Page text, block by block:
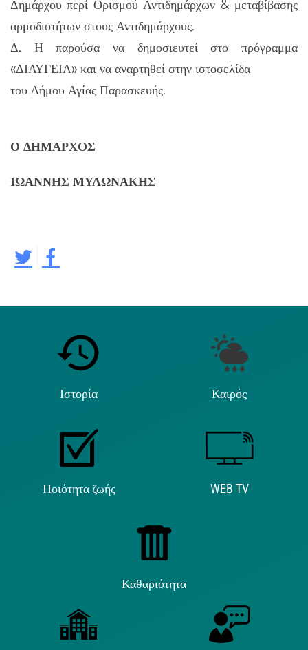
Δημάρχου περί Ορισμού Αντιδημάρχων & μεταβίβασης
αρμοδιοτήτων στους Αντιδημάρχους.
Δ. Η παρούσα να δημοσιευτεί στο πρόγραμμα
«ΔΙΑΥΓΕΙΑ» και να αναρτηθεί στην ιστοσελίδα
του Δήμου Αγίας Παρασκευής.
Ο ΔΗΜΑΡΧΟΣ
ΙΩΑΝΝΗΣ ΜΥΛΩΝΑΚΗΣ
Ιστορία Καιρός
Ποιότητα ζωής WEB TV
Καθαριότητα